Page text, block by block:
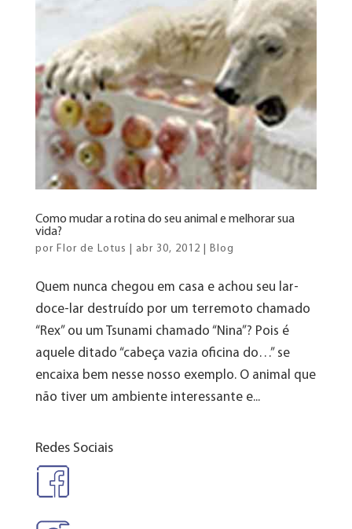
Como mudar a rotina do seu animal e melhorar sua
vida?
por Flor de Lotus abr 30, 2012 Blog
Quem nunca chegou em casa e achou seu lar-
doce-lar destruído por um terremoto chamado
“Rex” ou um Tsunami chamado “Nina”? Pois é
aquele ditado “cabeça vazia oficina do…” se
encaixa bem nesse nosso exemplo. O animal que
não tiver um ambiente interessante e...
Redes Sociais